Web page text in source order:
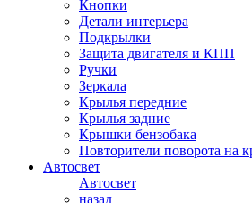
Кнопки
Детали интерьера
Подкрылки
Защита двигателя и КПП
Ручки
Зеркала
Крылья передние
Крылья задние
Крышки бензобака
Повторители поворота на
Автосвет
Автосвет
назад